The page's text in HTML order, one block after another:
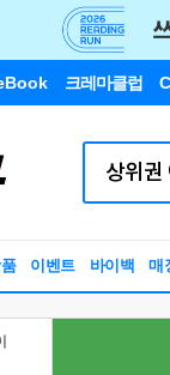
크레마클럽
이벤트 바이백 매